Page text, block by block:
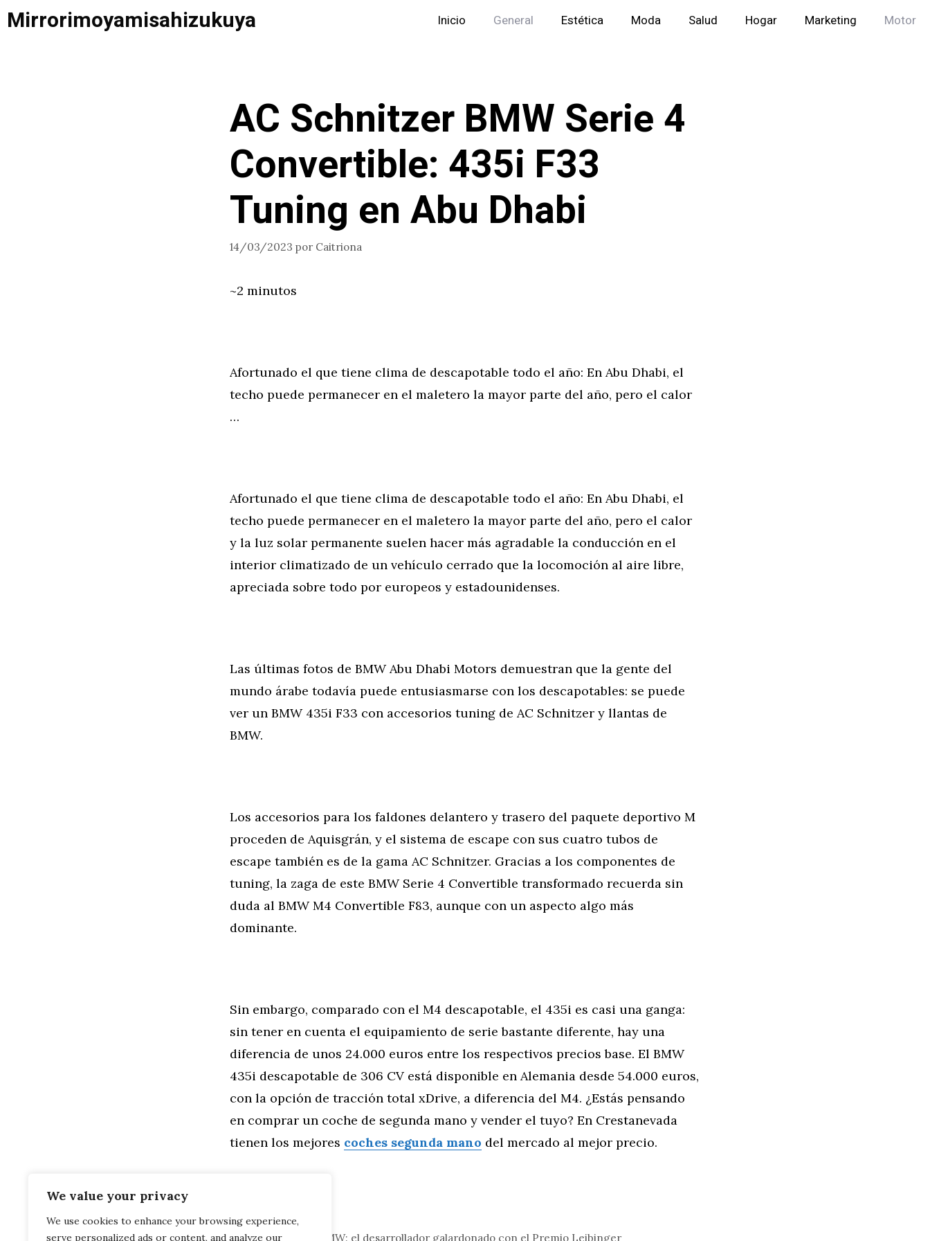
We value your privacy
We use cookies to enhance your browsing experience,
serve personalized ads or content, and analyze our
Saltar
alMirrorimoyamisahizukuya Inicio General Estética Moda Salud Hogar Marketing Motor
AC Schnitzer BMW Serie 4
Convertible: 435i F33
Tuning en Abu Dhabi
14/03/2023 por Caitriona
~2 minutos
Afortunado el que tiene clima de descapotable todo el año: En Abu Dhabi, el
techo puede permanecer en el maletero la mayor parte del año, pero el calor
…
Afortunado el que tiene clima de descapotable todo el año: En Abu Dhabi, el
techo puede permanecer en el maletero la mayor parte del año, pero el calor
y la luz solar permanente suelen hacer más agradable la conducción en el
interior climatizado de un vehículo cerrado que la locomoción al aire libre,
apreciada sobre todo por europeos y estadounidenses.
Las últimas fotos de BMW Abu Dhabi Motors demuestran que la gente del
mundo árabe todavía puede entusiasmarse con los descapotables: se puede
ver un BMW 435i F33 con accesorios tuning de AC Schnitzer y llantas de
BMW.
Los accesorios para los faldones delantero y trasero del paquete deportivo M
proceden de Aquisgrán, y el sistema de escape con sus cuatro tubos de
escape también es de la gama AC Schnitzer. Gracias a los componentes de
tuning, la zaga de este BMW Serie 4 Convertible transformado recuerda sin
duda al BMW M4 Convertible F83, aunque con un aspecto algo más
dominante.
Sin embargo, comparado con el M4 descapotable, el 435i es casi una ganga:
sin tener en cuenta el equipamiento de serie bastante diferente, hay una
diferencia de unos 24.000 euros entre los respectivos precios base. El BMW
435i descapotable de 306 CV está disponible en Alemania desde 54.000 euros,
con la opción de tracción total xDrive, a diferencia del M4. ¿Estás pensando
en comprar un coche de segunda mano y vender el tuyo? En Crestanevada
tienen los mejores coches segunda mano del mercado al mejor precio.
Categorías
General,Motor
Faros láser de BMW: el desarrollador galardonado con el Premio Leibinger